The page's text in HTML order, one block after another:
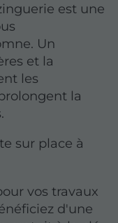
est une
Un
et la
les
la
sur place à
vos travaux
d'une